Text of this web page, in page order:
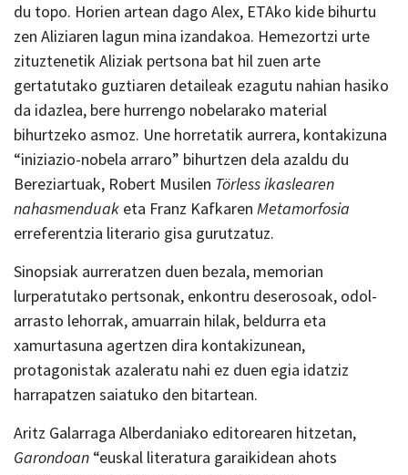
du topo. Horien artean dago Alex, ETAko kide bihurtu
zen Aliziaren lagun mina izandakoa. Hemezortzi urte
zituztenetik Aliziak pertsona bat hil zuen arte
gertatutako guztiaren detaileak ezagutu nahian hasiko
da idazlea, bere hurrengo nobelarako material
bihurtzeko asmoz. Une horretatik aurrera, kontakizuna
“iniziazio-nobela arraro” bihurtzen dela azaldu du
Bereziartuak, Robert Musilen Törless ikaslearen
nahasmenduak eta Franz Kafkaren Metamorfosia
erreferentzia literario gisa gurutzatuz.
Sinopsiak aurreratzen duen bezala, memorian
lurperatutako pertsonak, enkontru deserosoak, odol-
arrasto lehorrak, amuarrain hilak, beldurra eta
xamurtasuna agertzen dira kontakizunean,
protagonistak azaleratu nahi ez duen egia idatziz
harrapatzen saiatuko den bitartean.
Aritz Galarraga Alberdaniako editorearen hitzetan,
Garondoan “euskal literatura garaikidean ahots